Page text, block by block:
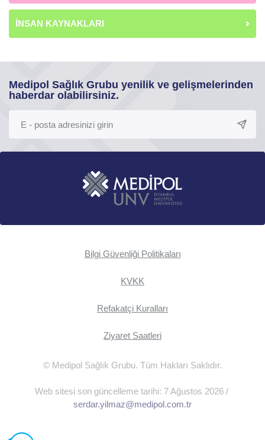
İNSAN KAYNAKLARI
Medipol Sağlık Grubu yenilik ve gelişmelerinden
haberdar olabilirsiniz.
Bilgi Güvenliği Politikaları
KVKK
Refakatçi Kuralları
Ziyaret Saatleri
© Medipol Sağlık Grubu. Tüm Hakları Saklıdır.
Web sitesi son güncelleme tarihi: 7 Ağustos 2026 /
serdar.yilmaz@medipol.com.tr